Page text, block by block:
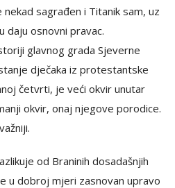
sagrađen i Titanik sam, uz
daju osnovni pravac.
glavnog grada Sjeverne
dječaka iz protestantske
četvrti, je veći okvir unutar
okvir, onaj njegove porodice.
od Braninih dosadašnjih
u dobroj mjeri zasnovan upravo